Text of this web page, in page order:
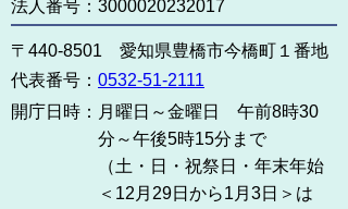
法人番号：3000020232017
〒440-8501 愛知県豊橋市今橋町１番地
代表番号： 0532-51-2111
開庁日時： 月曜日～金曜日 午前8時30
分～午後5時15分まで
（土・日・祝祭日・年末年始
＜12月29日から1月3日＞は